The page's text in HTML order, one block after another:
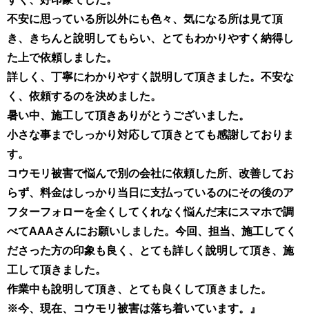
不安に思っている所以外にも色々、気になる所は見て頂
き、きちんと說明してもらい、とてもわかりやすく納得し
た上で依頼しました。
詳しく、丁寧にわかりやすく説明して頂きました。不安な
く、依頼するのを決めました。
暑い中、施工して頂きありがとうございました。
小さな事までしっかり対応して頂きとても感謝しておりま
す。
コウモリ被害で悩んで別の会社に依頼した所、改善してお
らず、料金はしっかり当日に支払っているのにその後のア
フターフォローを全くしてくれなく悩んだ末にスマホで調
べてAAAさんにお願いしました。今回、担当、施工してく
ださった方の印象も良く、とても詳しく說明して頂き、施
工して頂きました。
作業中も說明して頂き、とても良くして頂きました。
※今、現在、コウモリ被害は落ち着いています。』